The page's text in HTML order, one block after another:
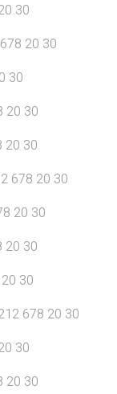
30
20 30
30
20 30
20 30
678 20 30
20 30
20 30
30
678 20 30
30
20 30